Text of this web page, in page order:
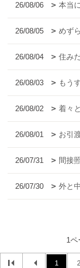
26/08/06 本当
26/08/05 めず
26/08/04 住み
26/08/03 もう
26/08/02 着々と
26/08/01 お引
26/07/31 間接
26/07/30 外と
1ペ
1 2